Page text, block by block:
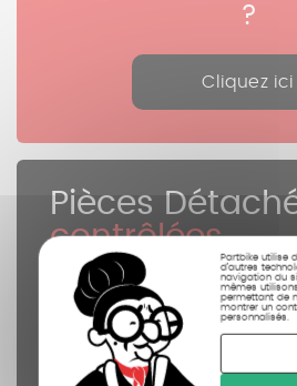
Partbike utilise
d’autres
navigation du
mêmes
permettant de
montrer un
personnalisés.
?
Cliquez ici
Pièces
contrôlées
nettoyées